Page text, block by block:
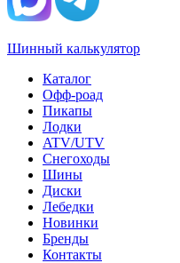
Шинный калькулятор
Каталог
Офф-роад
Пикапы
Лодки
ATV/UTV
Снегоходы
Шины
Диски
Лебедки
Новинки
Бренды
Контакты